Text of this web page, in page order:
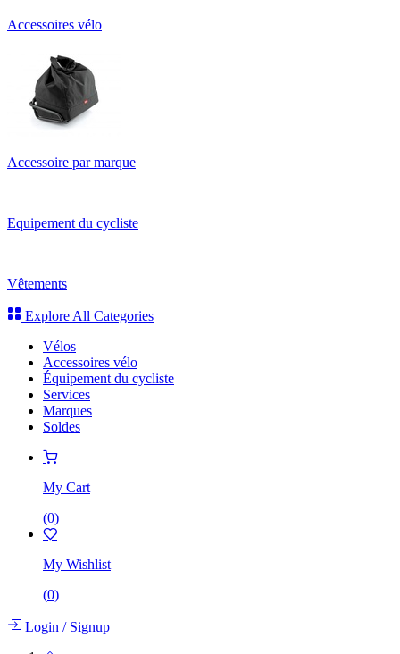
Accessoires vélo
Accessoire par marque
Equipement du cycliste
Vêtements
Explore All Categories
Vélos
Accessoires vélo
Équipement du cycliste
Services
Marques
Soldes
My Cart
(0)
My Wishlist
(0)
Login /Signup